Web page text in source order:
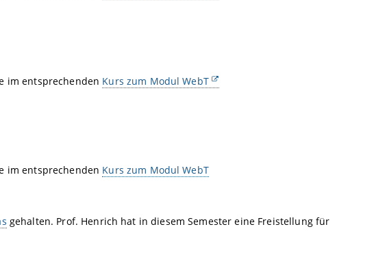
im entsprechenden Kurs zum Modul WebT
im entsprechenden Kurs zum Modul WebT
gehalten. Prof. Henrich hat in diesem Semester eine Freistellung für